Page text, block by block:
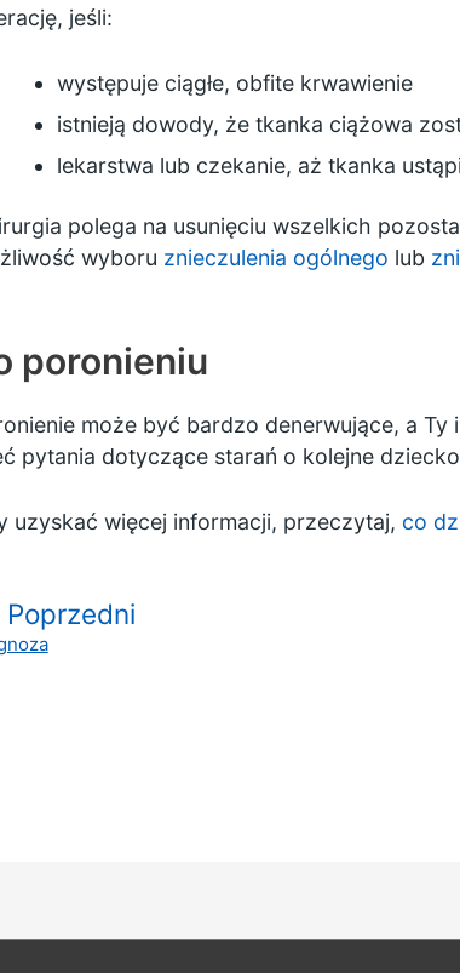
jeśli:
występuje ciągłe, obfite krwawienie
istnieją dowody, że tkanka ciążowa
lekarstwa lub czekanie, aż tkanka
polega na usunięciu wszelkich
wyboru znieczulenia ogólnego lub
poronieniu
może być bardzo denerwujące, a
pytania dotyczące starań o kolejne
uzyskać więcej informacji, przeczytaj, co
Poprzedni